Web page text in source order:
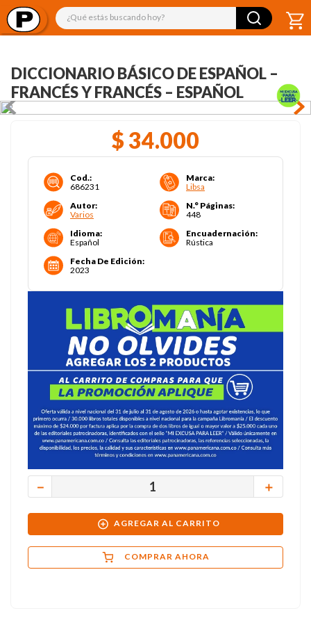
¿Qué estás buscando hoy?
DICCIONARIO BÁSICO DE ESPAÑOL –
FRANCÉS Y FRANCÉS – ESPAÑOL
$ 34.000
Cod.:
686231
Marca:
Libsa
Autor:
Varios
N.° Páginas:
448
Idioma:
Español
Encuadernación:
Rústica
Fecha De Edición:
2023
＋
－
AGREGAR AL CARRITO
COMPRAR AHORA